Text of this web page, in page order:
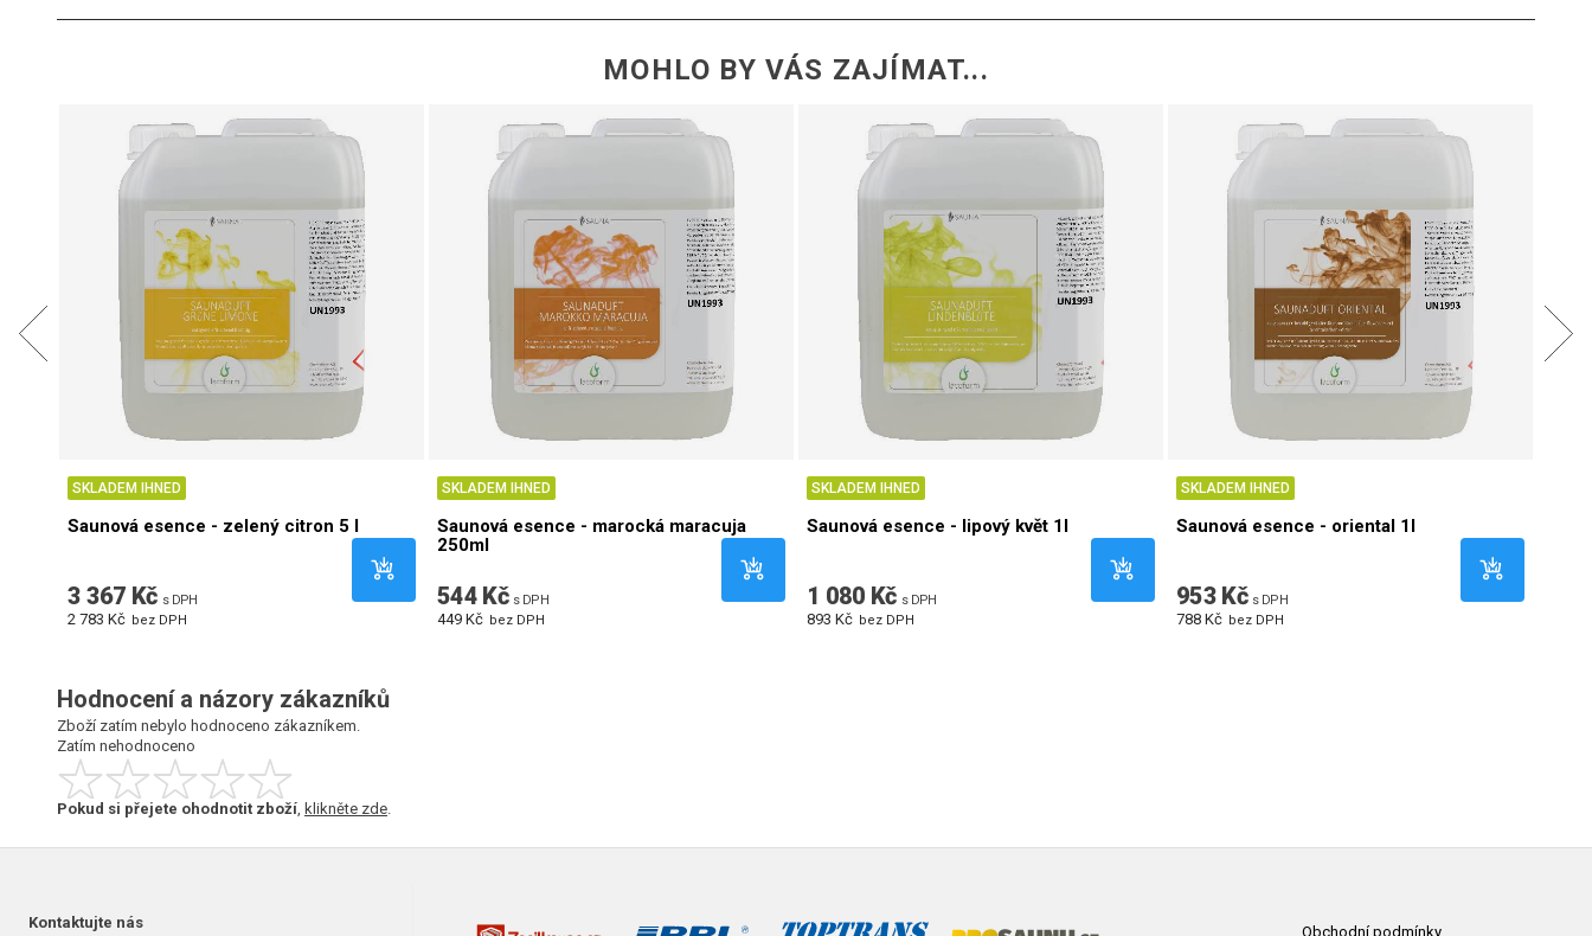
MOHLO BY VÁS ZAJÍMAT...
SKLADEM IHNED
Saunová esence - zelený citron 5 l
3 367 Kč s DPH
2 783 Kč bez DPH
SKLADEM IHNED
Saunová esence - marocká maracuja
250ml
544 Kč s DPH
449 Kč bez DPH
SKLADEM IHNED
Saunová esence - lipový květ 1l
1 080 Kč s DPH
893 Kč bez DPH
SKLADEM IHNED
Saunová esence - oriental 1l
953 Kč s DPH
788 Kč bez DPH
Hodnocení a názory zákazníků
Zboží zatím nebylo hodnoceno zákazníkem.
Zatím nehodnoceno
Pokud si přejete ohodnotit zboží, klikněte zde.
Kontaktujte nás
Obchodní podmínky